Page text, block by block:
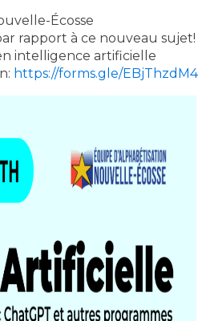
Écosse
rapport à ce nouveau sujet!
intelligence artificielle
https://forms.gle/